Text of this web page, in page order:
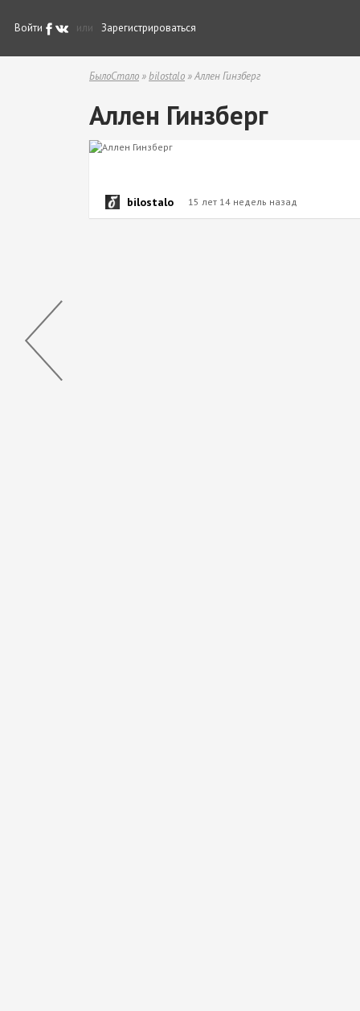
Войти или Зарегистрироваться
БылоСтало »bilostalo » Аллен Гинзберг
Аллен Гинзберг
bilostalo 15 лет 14 недель назад